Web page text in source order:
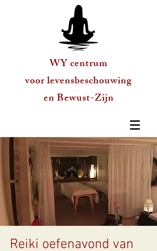
WY centrum
voor levensbeschouwing
en Bewust-Zijn
Reiki oefenavond van